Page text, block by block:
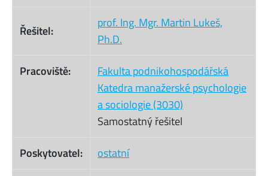
Řešitel:
prof. Ing. Mgr. Martin Lukeš,
Ph.D.
Pracoviště:
Fakulta podnikohospodářská
Katedra manažerské psychologie
a sociologie (3030)
Samostatný řešitel
Poskytovatel:
ostatní